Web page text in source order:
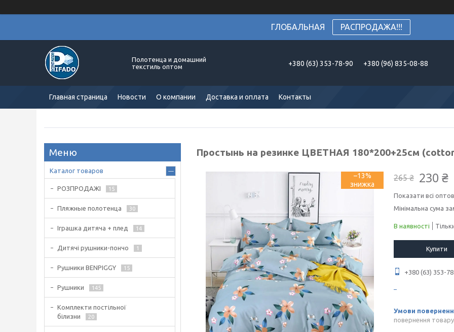
ГЛОБАЛЬНАЯ РАСПРОДАЖА!!!
Полотенца и домашний
текстиль оптом
+380 (63) 353-78-90 +380 (96) 835-08-88
Главная страница Новости О компании Доставка и оплата Контакты
Простынь на резинке ЦВЕТНАЯ 180*200+25см
–13% 265 ₴ 230 ₴
Показати всі
Мінімальна сума
В наявності
Купити
+380 (63) 353-
повернення
Каталог товаров
РОЗПРОДАЖІ 15
Пляжные полотенца 30
Іграшка дитяча + плед 14
Дитячі рушники-пончо 1
Рушники BENPIGGY 15
Рушники 145
Комплекти постільної
білизни
20